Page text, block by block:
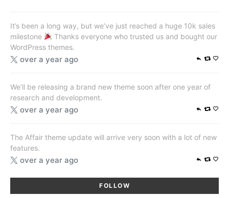
It’s been a long way, but we’ve just reached a huge 10k sales
milestone
Thanks everyone who trusted us and bought our
WordPress themes.
over a year ago
We’ll be releasing a brand new theme soon after one year of
research and development.
over a year ago
The Affair theme update will arrive very soon with a lot of new
features.
over a year ago
FOLLOW